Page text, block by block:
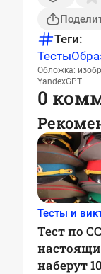
Теги:
Тесты
Обложка:
YandexGPT
0
Тесты и
Тест по
наберут